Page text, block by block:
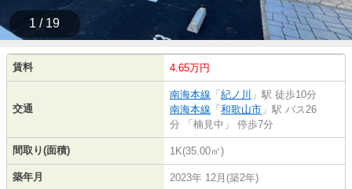
1 / 19
賃料 4.65万円
交通
南海本線 「 紀ノ川 」駅 徒歩10分
南海本線 「 和歌山市 」駅 バス26
分 「楠見中」 停歩7分
間取り(面積) 1K(35.00㎡)
築年月 2023年 12月(築2年)